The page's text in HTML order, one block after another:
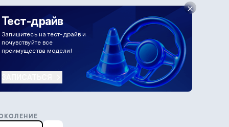
Тест-драйв
Запишитесь на тест-драйв и
почувствуйте все
преимущества модели!